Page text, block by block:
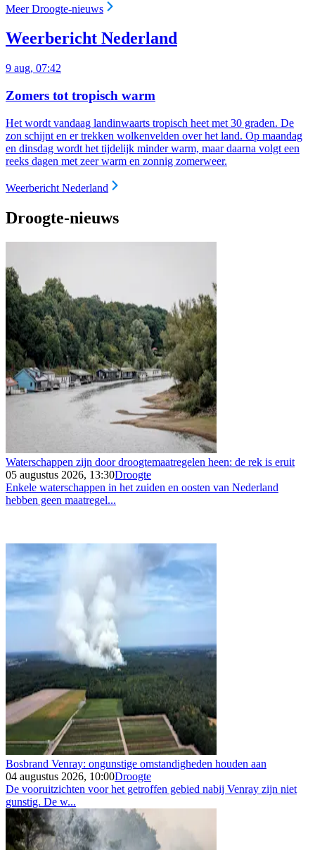
Meer Droogte-nieuws
Weerbericht Nederland
9 aug, 07:42
Zomers tot tropisch warm
Het wordt vandaag landinwaarts tropisch heet met 30 graden. De
zon schijnt en er trekken wolkenvelden over het land. Op maandag
en dinsdag wordt het tijdelijk minder warm, maar daarna volgt een
reeks dagen met zeer warm en zonnig zomerweer.
Weerbericht Nederland
Droogte-nieuws
Waterschappen zijn door droogtemaatregelen heen: de rek is eruit
05 augustus 2026, 13:30Droogte
Enkele waterschappen in het zuiden en oosten van Nederland
hebben geen maatregel...
Bosbrand Venray: ongunstige omstandigheden houden aan
04 augustus 2026, 10:00Droogte
De vooruitzichten voor het getroffen gebied nabij Venray zijn niet
gunstig. De w...